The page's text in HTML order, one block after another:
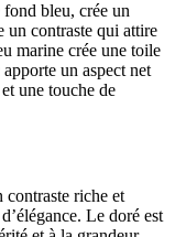
un contraste qui attire
marine crée une toile
un aspect net
une touche de
riche et
Le doré est